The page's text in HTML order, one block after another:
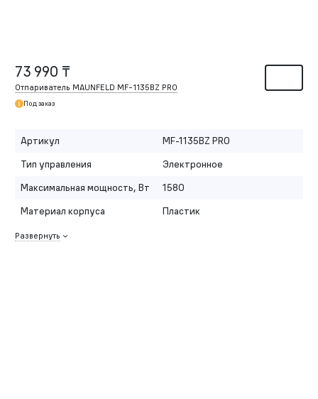
73 990 ₸
Отпариватель MAUNFELD MF-1135BZ PRO
Под заказ
Артикул
MF-1135BZ PRO
Тип управления
Электронное
Максимальная мощность, Вт
1580
Материал корпуса
Пластик
Развернуть